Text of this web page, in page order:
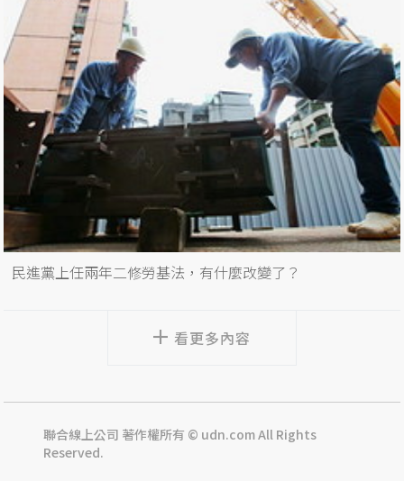
民進黨上任兩年二修勞基法，有什麼改變了？
看更多內容
聯合線上公司 著作權所有 © udn.com All Rights
Reserved.